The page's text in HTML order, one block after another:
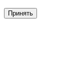
Принять